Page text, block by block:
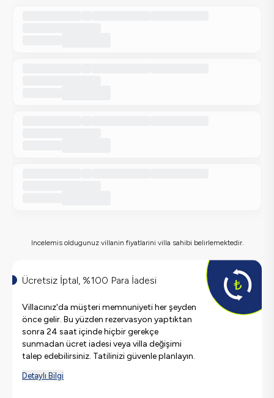
Incelemis oldugunuz villanin fiyatlarini villa sahibi belirlemektedir.
Ücretsiz İptal, %100 Para İadesi
Villacınız'da müşteri memnuniyeti her şeyden
önce gelir. Bu yüzden rezervasyon yaptıktan
sonra 24 saat içinde hiçbir gerekçe
sunmadan ücret iadesi veya villa değişimi
talep edebilirsiniz. Tatilinizi güvenle planlayın.
Detaylı Bilgi